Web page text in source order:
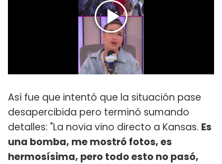
Así fue que intentó que la situación pase
desapercibida pero terminó sumando
detalles: "La novia vino directo a Kansas. Es
una bomba, me mostró fotos, es
hermosísima, pero todo esto no pasó,